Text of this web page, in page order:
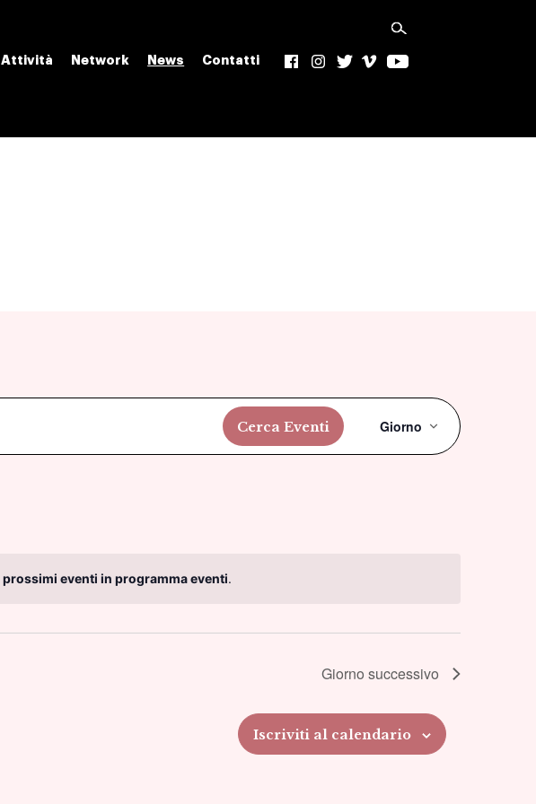
Attività Network News Contatti f Ig v yt
prossimi eventi in programma eventi.
Cerca Eventi
Evento
Viste
Giorno
Giorno successivo
Iscriviti al calendario